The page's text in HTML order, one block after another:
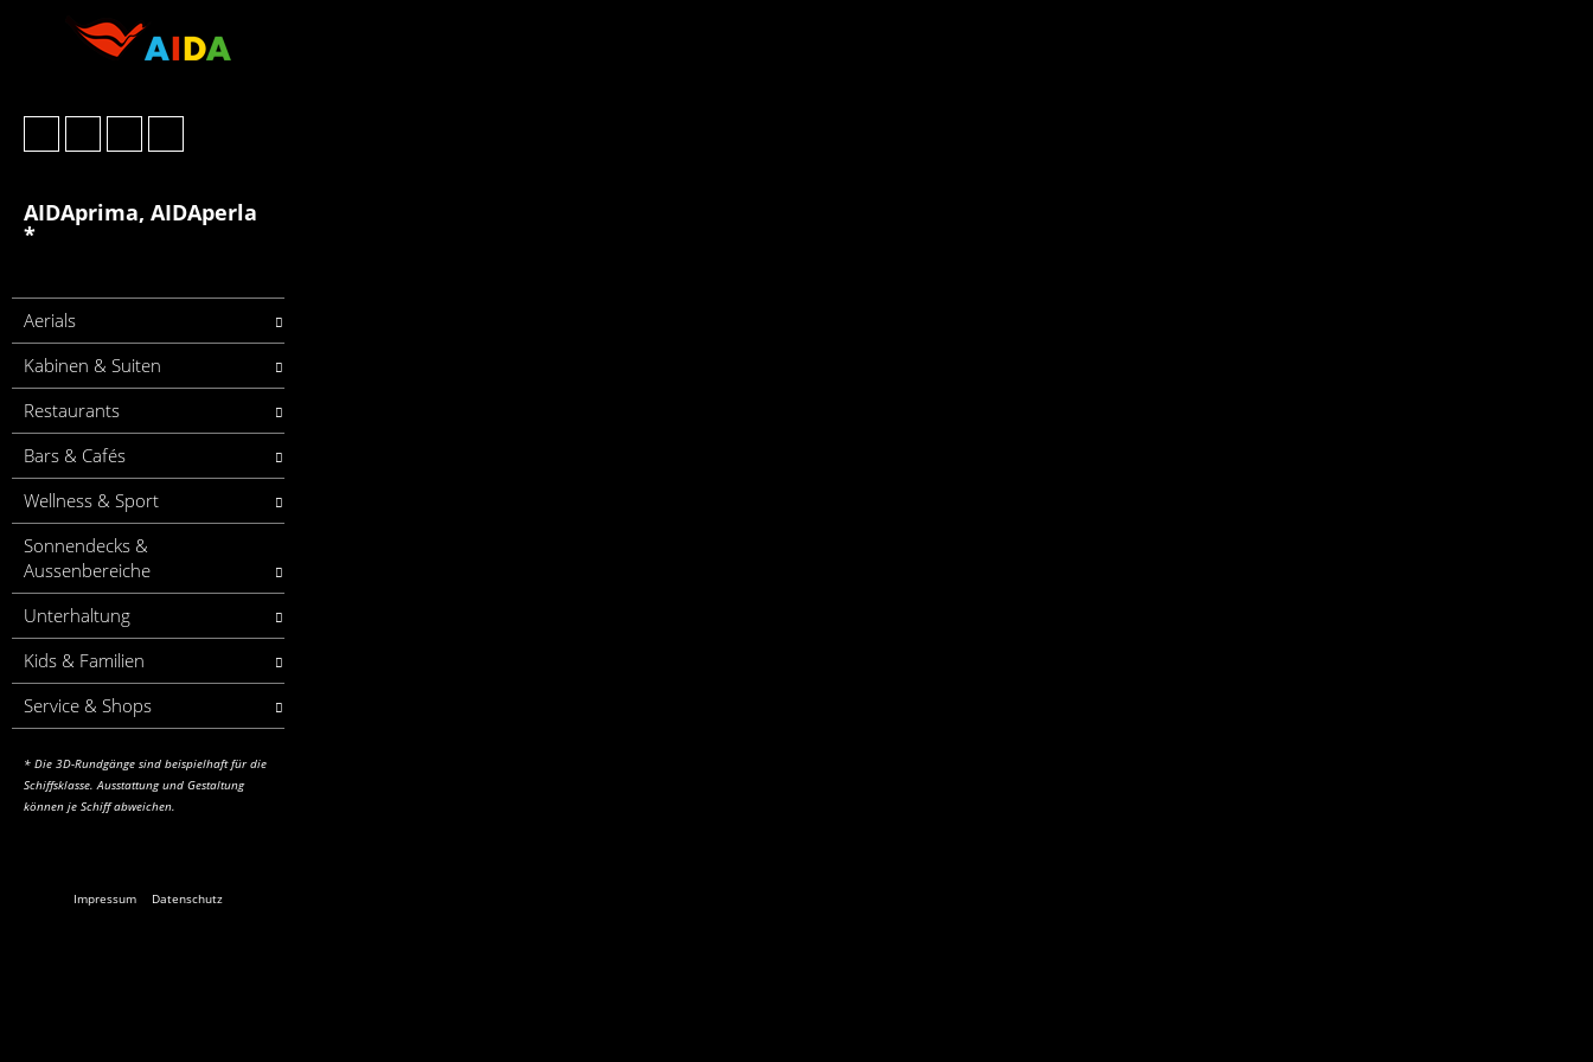
AIDAprima, AIDAperla
*
Aerials
Kabinen & Suiten
Restaurants
Bars & Cafés
Wellness & Sport
Sonnendecks &
Aussenbereiche
Unterhaltung
Kids & Familien
Service & Shops
* Die 3D-Rundgänge sind beispielhaft für die
Schiffsklasse.Ausstattung und Gestaltung
können je Schiff abweichen.
Impressum Datenschutz